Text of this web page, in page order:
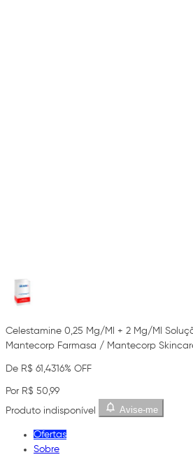
Celestamine 0,25 Mg/Ml + 2 Mg/Ml
Mantecorp Farmasa / Mantecorp
De R$ 61,4316% OFF
Por R$ 50,99
Produto indisponível
Avise-me
Ofertas
Sobre